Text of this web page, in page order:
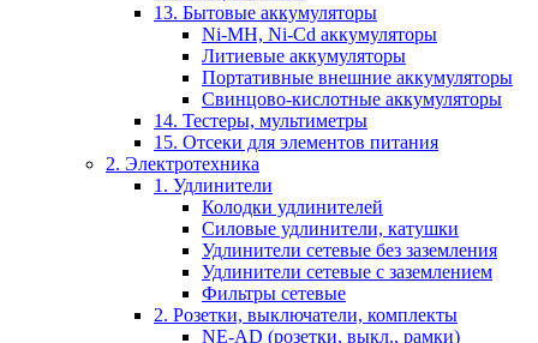
13. Бытовые аккумуляторы
Ni-MH, Ni-Cd аккумуляторы
Литиевые аккумуляторы
Портативные внешние аккумуляторы
Свинцово-кислотные аккумуляторы
14. Тестеры, мультиметры
15. Отсеки для элементов питания
2. Электротехника
1. Удлинители
Колодки удлинителей
Силовые удлинители, катушки
Удлинители сетевые без заземления
Удлинители сетевые с заземлением
Фильтры сетевые
2. Розетки, выключатели, комплекты
NE-AD (розетки, выкл., рамки)